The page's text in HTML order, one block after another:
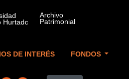
DE INTERÉS FONDOS